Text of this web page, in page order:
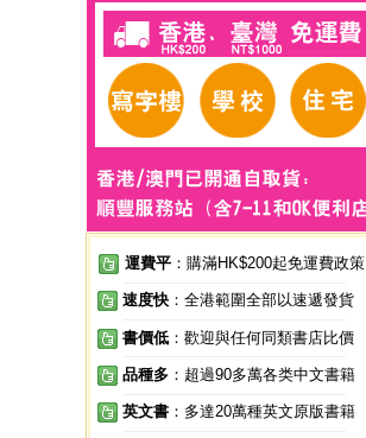
運費平 ：購滿HK$200起免運費政策
速度快 ：全港範圍全部以速遞發貨
書價低 ：歡迎與任何同類書店比價
品種多 ：超過90多萬各类中文書籍
英文書 ：多達20萬種英文原版書籍